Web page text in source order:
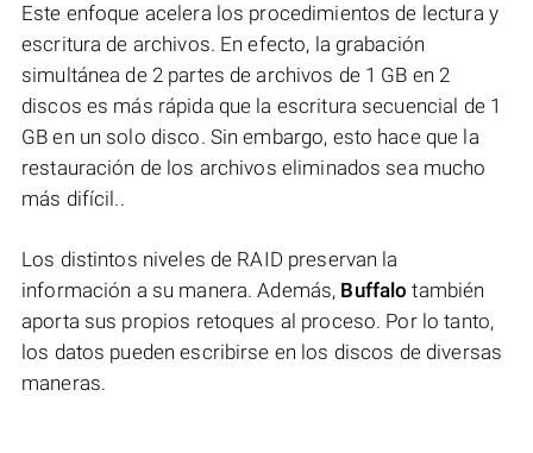
Este enfoque acelera los procedimientos de lectura y
escritura de archivos. En efecto, la grabación
simultánea de 2 partes de archivos de 1 GB en 2
discos es más rápida que la escritura secuencial de 1
GB en un solo disco. Sin embargo, esto hace que la
restauración de los archivos eliminados sea mucho
más difícil..
Los distintos niveles de RAID preservan la
información a su manera. Además, Buffalo también
aporta sus propios retoques al proceso. Por lo tanto,
los datos pueden escribirse en los discos de diversas
maneras.